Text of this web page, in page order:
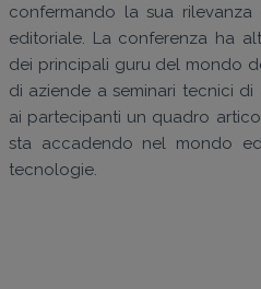
confermando la sua
editoriale. La conferenza ha
dei principali guru del mondo
di aziende a seminari tecnici
ai partecipanti un quadro
sta accadendo nel mondo
tecnologie.